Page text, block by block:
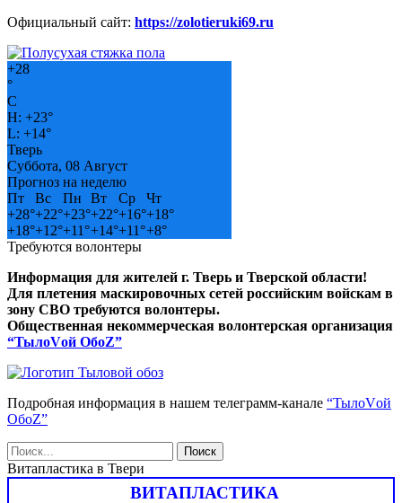
Официальный сайт: https://zolotieruki69.ru
+28
°
C
H: +23°
L: +14°
Тверь
Суббота, 08 Август
Прогноз на неделю
Пт
Вс Пн Вт Ср
Чт
+28°+22°+23°+22°+16°+18°
+18°+12°+11°+14°+11°+8°
Требуются волонтеры
Информация для жителей г. Тверь и Тверской области!
Для плетения маскировочных сетей российским войскам в
зону СВО требуются волонтеры.
Общественная некоммерческая волонтерская организация
“ТылоVой ОбоZ”
Подробная информация в нашем телеграмм-канале “ТылоVой
ОбоZ”
Витапластика в Твери
ВИТАПЛАСТИКА